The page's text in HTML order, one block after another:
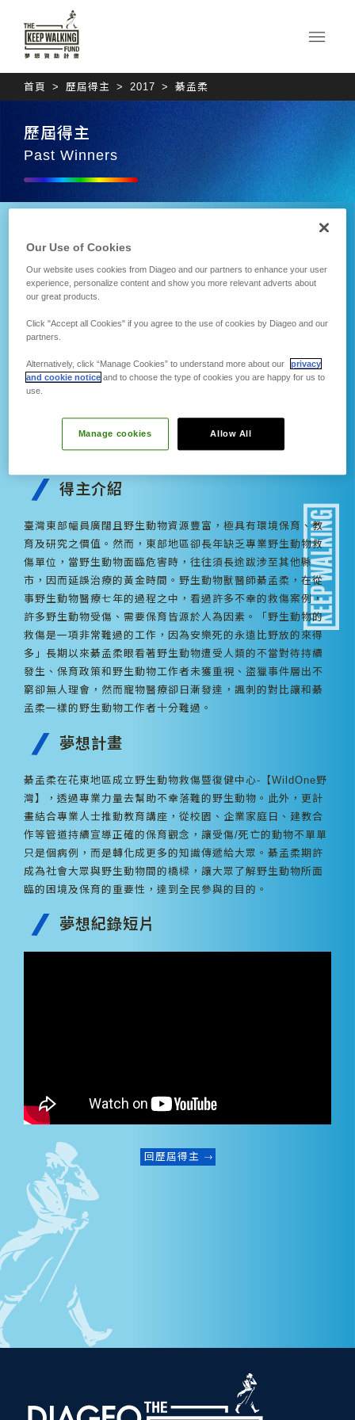
首頁 歷屆得主 2017 綦孟柔
歷屆得主
Past Winners
WildOne野灣
得主介紹
臺灣東部幅員廣闊且野生動物資源豐富，極具有環境保育、教
育及研究之價值。然而，東部地區卻長年缺乏專業野生動物救
傷單位，當野生動物面臨危害時，往往須長途跋涉至其他縣
市，因而延誤治療的黃金時間。野生動物獸醫師綦孟柔，在從
事野生動物醫療七年的過程之中，看過許多不幸的救傷案例，
許多野生動物受傷、需要保育皆源於人為因素。「野生動物的
救傷是一項非常難過的工作，因為安樂死的永遠比野放的來得
多」長期以來綦孟柔眼看著野生動物遭受人類的不當對待持續
發生、保育政策和野生動物工作者未獲重視、盜獵事件層出不
窮卻無人理會，然而寵物醫療卻日漸發達，諷刺的對比讓和綦
孟柔一樣的野生動物工作者十分難過。
夢想計畫
綦孟柔在花東地區成立野生動物救傷暨復健中心-【WildOne野
灣】，透過專業力量去幫助不幸落難的野生動物。此外，更計
畫結合專業人士推動教育講座，從校園、企業家庭日、建教合
作等管道持續宣導正確的保育觀念，讓受傷/死亡的動物不單單
只是個病例，而是轉化成更多的知識傳遞給大眾。綦孟柔期許
成為社會大眾與野生動物間的橋樑，讓大眾了解野生動物所面
臨的困境及保育的重要性，達到全民參與的目的。
夢想紀錄短片
回歷屆得主
Our Use of Cookies
Our website uses cookies from Diageo and our partners to enhance your user
experience, personalize content and show you more relevant adverts about
our great products.
Click "Accept all Cookies" if you agree to the use of cookies by Diageo and our
partners.
Alternatively, click “Manage Cookies” to understand more about our
privacy
and cookie notice and to choose the type of cookies you are happy for us to
use.
Allow All
Manage cookies